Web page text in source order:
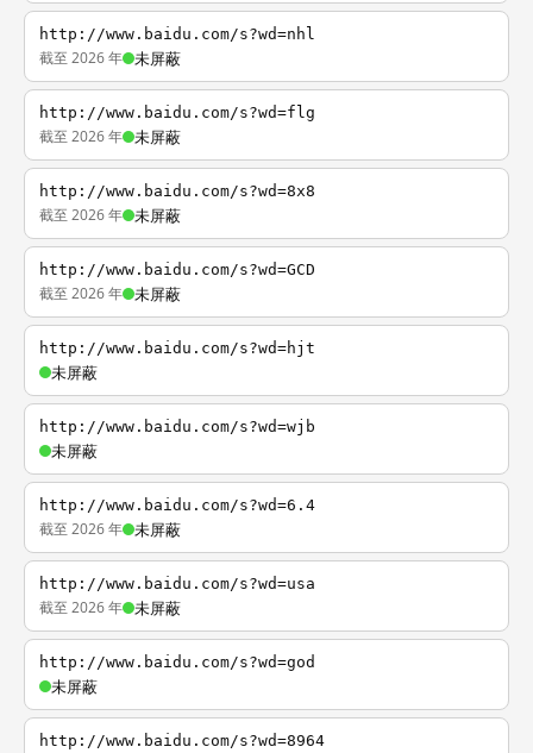
http://www.baidu.com/s?wd=nhl
截至 2026 年 未屏蔽
http://www.baidu.com/s?wd=flg
截至 2026 年 未屏蔽
http://www.baidu.com/s?wd=8x8
截至 2026 年 未屏蔽
http://www.baidu.com/s?wd=GCD
截至 2026 年 未屏蔽
http://www.baidu.com/s?wd=hjt
未屏蔽
http://www.baidu.com/s?wd=wjb
未屏蔽
http://www.baidu.com/s?wd=6.4
截至 2026 年 未屏蔽
http://www.baidu.com/s?wd=usa
截至 2026 年 未屏蔽
http://www.baidu.com/s?wd=god
未屏蔽
http://www.baidu.com/s?wd=8964